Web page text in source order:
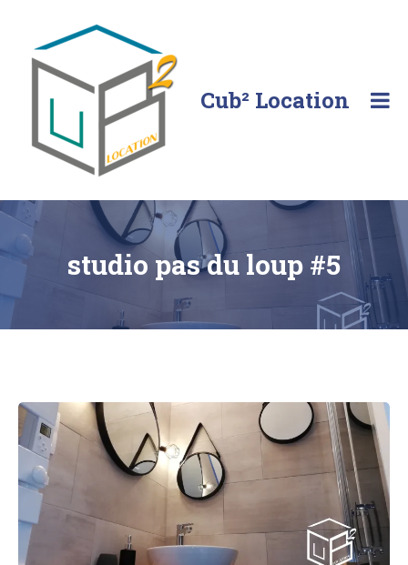
content
Cub² Location
vous!
studio pas du loup #5